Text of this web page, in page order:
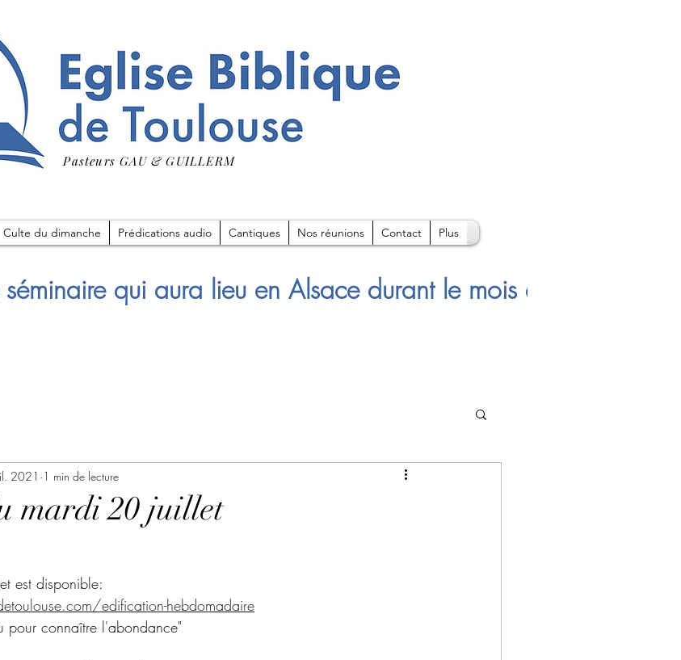
Pasteurs GAU & GUILLERM
Culte du dimanche Prédications audio Cantiques Nos réunions Contact Plus
séminaire qui aura lieu en Alsace durant le mois d'Août
mardi 20 juillet
2021 1 min de lecture
est disponible:
edification-hebdomadaire
pour connaître l'abondance"